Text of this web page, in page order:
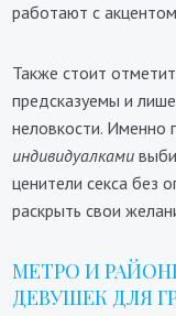
работают с
Также стоит
предсказуемы и
неловкости. Именно
индивидуалками
ценители секса без
раскрыть свои
МЕТРО И
ДЕВУШЕК ДЛЯ